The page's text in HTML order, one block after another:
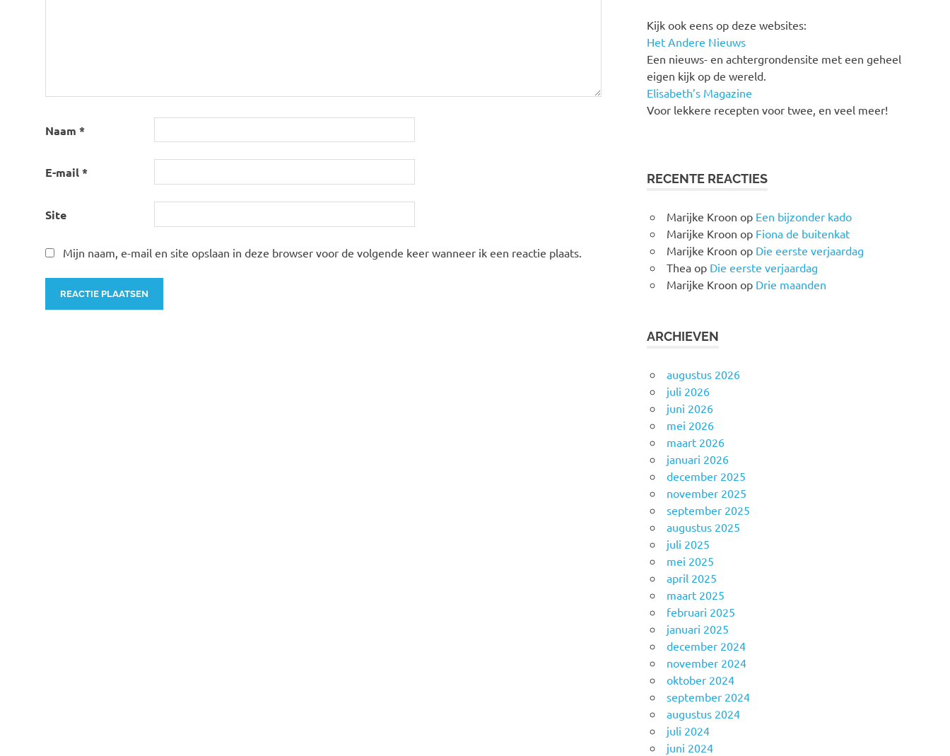
Naam *
E-mail*
Site
Mijn naam, e-mail en site opslaan in deze browser voor de volgende keer wanneer ik een reactie plaats.
Kijk ook eens op deze websites:
Het Andere Nieuws
Een nieuws- en achtergrondensite met een geheel
eigen kijk op de wereld.
Elisabeth’s Magazine
Voor lekkere recepten voor twee, en veel meer!
RECENTE REACTIES
Marijke Kroon op Een bijzonder kado
Marijke Kroon op Fiona de buitenkat
Marijke Kroon op Die eerste verjaardag
Thea op Die eerste verjaardag
Marijke Kroon op Drie maanden
ARCHIEVEN
augustus 2026
juli 2026
juni 2026
mei 2026
maart 2026
januari 2026
december 2025
november 2025
september 2025
augustus 2025
juli 2025
mei 2025
april 2025
maart 2025
februari 2025
januari 2025
december 2024
november 2024
oktober 2024
september 2024
augustus 2024
juli 2024
juni 2024